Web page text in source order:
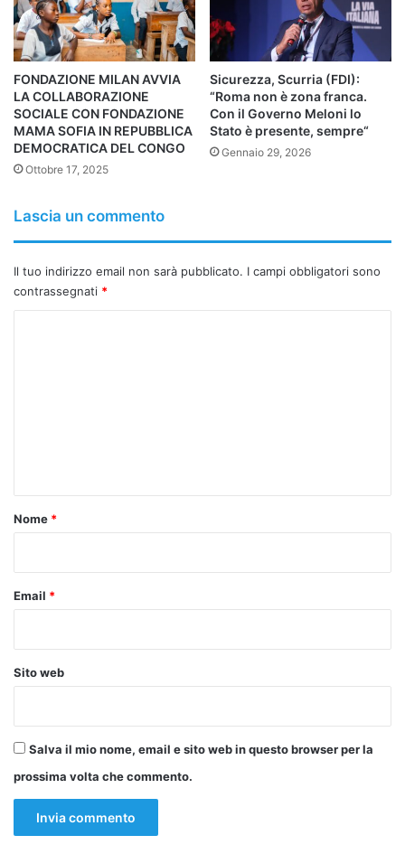
Dal punto di vista educativo, l’iniziativa consentirà ai
giovani coinvolti – in particolare persone con disabilità,
NEET o a rischio di esclusione – di acquisire competenze
inadvocacy, public speaking e comunicazione
interculturale, offrendo loro l’opportunità concreta di
confrontarsi con le istituzioni europee e sviluppare una
maggiore consapevolezza del proprio ruolo di cittadini
attivi a livello internazionale.
FONDAZIONE MILAN AVVIA
LA COLLABORAZIONE
SOCIALE CON FONDAZIONE
MAMA SOFIA IN REPUBBLICA
DEMOCRATICA DEL CONGO
Ottobre 17, 2025
Sicurezza, Scurria (FDI):
“Roma non è zona franca.
Con il Governo Meloni lo
Stato è presente, sempre“
Gennaio 29, 2026
Lascia un commento
Il tuo indirizzo email non sarà pubblicato. I campi obbligatori sono
contrassegnati *
o
Nome *
Email *
Sito web
Salva il mio nome, email e sito web in questo browser per la
prossima volta che commento.